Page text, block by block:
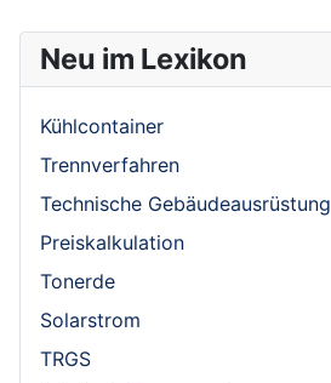
Neu im Lexikon
Kühlcontainer
Trennverfahren
Technische Gebäudeausrüstung
Preiskalkulation
Tonerde
Solarstrom
TRGS